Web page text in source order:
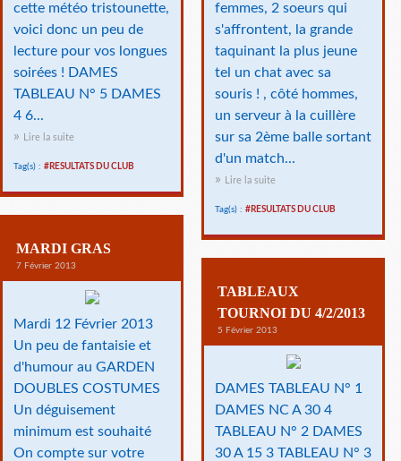
cette météo tristounette,
voici donc un peu de
lecture pour vos longues
soirées ! DAMES
TABLEAU N° 5 DAMES
4 6...
Lire la suite
Tag(s) : #RESULTATS DU CLUB
femmes, 2 soeurs qui
s'affrontent, la grande
taquinant la plus jeune
tel un chat avec sa
souris ! , côté hommes,
un serveur à la cuillère
sur sa 2ème balle sortant
d'un match...
Lire la suite
Tag(s) : #RESULTATS DU CLUB
MARDI GRAS
7 Février 2013
Mardi 12 Février 2013
Un peu de fantaisie et
d'humour au GARDEN
DOUBLES COSTUMES
Un déguisement
minimum est souhaité
On compte sur votre
TABLEAUX
TOURNOI DU 4/2/2013
5 Février 2013
DAMES TABLEAU N° 1
DAMES NC A 30 4
TABLEAU N° 2 DAMES
30 A 15 3 TABLEAU N° 3